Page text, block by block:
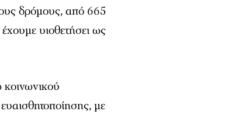
δρόμους, από 665
υιοθετήσει ως
κοινωνικού
με